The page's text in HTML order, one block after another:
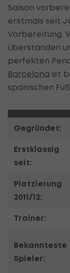
Saison
erstmals seit
Vorbereitung,
überstanden
perfekten
Barcelona ist
spanischen
Gegründet:
Erstklassig
seit:
Platzierung
2011/12:
Trainer:
Bekannteste
Spieler: